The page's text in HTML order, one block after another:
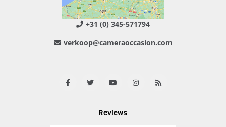
+31 (0) 345-571794
verkoop@cameraoccasion.com
Reviews